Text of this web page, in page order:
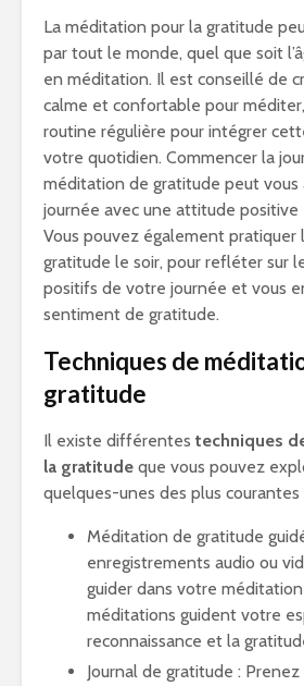
La méditation pour la gratitude
par tout le monde, quel que soit
en méditation. Il est conseillé de
calme et confortable pour
routine régulière pour intégrer
votre quotidien. Commencer la
méditation de gratitude peut vous
journée avec une attitude positive
Vous pouvez également pratiquer
gratitude le soir, pour refléter sur
positifs de votre journée et vous
sentiment de gratitude.
Techniques de
gratitude
Il existe différentes techniques
la gratitude que vous pouvez
quelques-unes des plus courantes
Méditation de gratitude
enregistrements audio ou
guider dans votre
méditations guident votre
reconnaissance et la
Journal de gratitude :